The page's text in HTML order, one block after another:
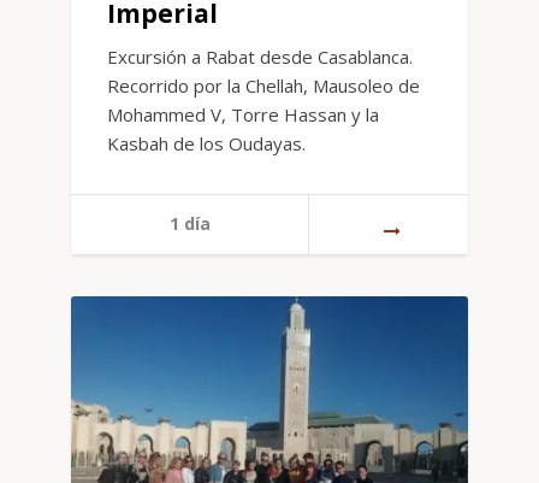
Imperial
Excursión a Rabat desde Casablanca.
Recorrido por la Chellah, Mausoleo de
Mohammed V, Torre Hassan y la
Kasbah de los Oudayas.
1 día